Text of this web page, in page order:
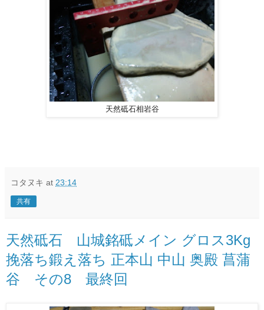
天然砥石相岩谷
コタヌキ at 23:14
共有
天然砥石 山城銘砥メイン グロス3Kg
挽落ち鍛え落ち 正本山 中山 奥殿 菖蒲
谷 その8 最終回